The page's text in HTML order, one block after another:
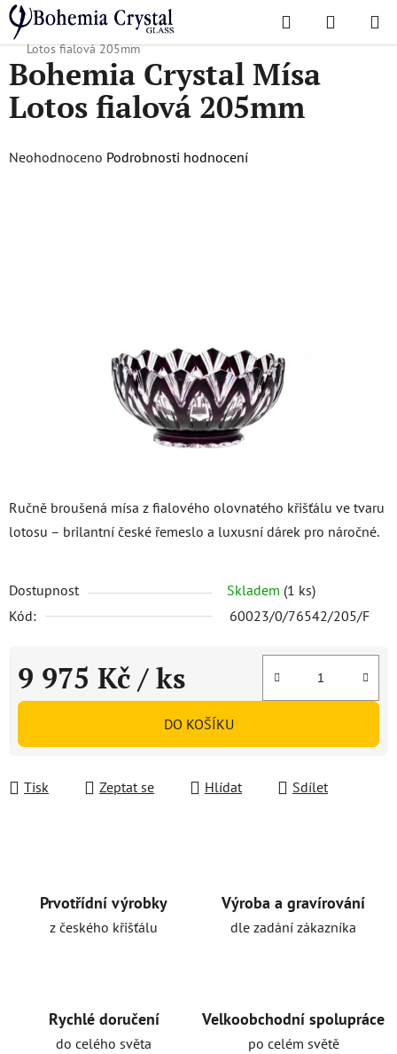
Přejít
na
obsah
Hledat
KOŠÍK
Domů
/ Oblíbené kolekce / Kompletní nabídka
Bohemia Crystal Mísa
Lotos fialová 205mm
Ručně broušená mísa z fialového olovnatého křišťálu ve tvaru
lotosu – brilantní české řemeslo a luxusní dárek pro náročné.
Dostupnost Skladem (1 ks)
Kód:
60023/0/76542/205/F
9 975 Kč / ks
Měrná cena:
DO KOŠÍKU
Tisk Zeptat se Hlídat Sdílet
Bohemia Crystal Mísa
Lotos fialová 205mm
Průměrné
Neohodnoceno Podrobnosti hodnocení
Prvotřídní výrobky
z českého křišťálu
Výroba a gravírování
dle zadání zákazníka
Rychlé doručení
do celého světa
Velkoobchodní spolupráce
po celém světě